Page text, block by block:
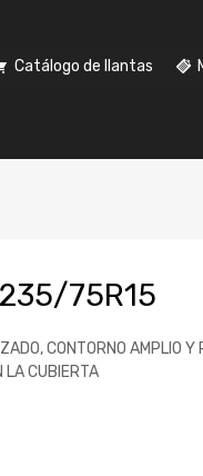
Catálogo de llantas
75R15
CONTORNO AMPLIO Y
LA CUBIERTA